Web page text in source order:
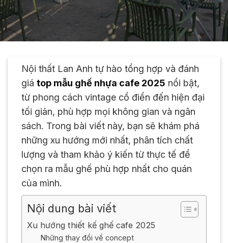
Nội thất Lan Anh tự hào tổng hợp và đánh
giá top mẫu ghế nhựa cafe 2025 nổi bật,
từ phong cách vintage cổ điển đến hiện đại
tối giản, phù hợp mọi không gian và ngân
sách. Trong bài viết này, bạn sẽ khám phá
những xu hướng mới nhất, phân tích chất
lượng và tham khảo ý kiến từ thực tế để
chọn ra mẫu ghế phù hợp nhất cho quán
của mình.
Nội dung bài viết
Xu hướng thiết kế ghế cafe 2025
Những thay đổi về concept